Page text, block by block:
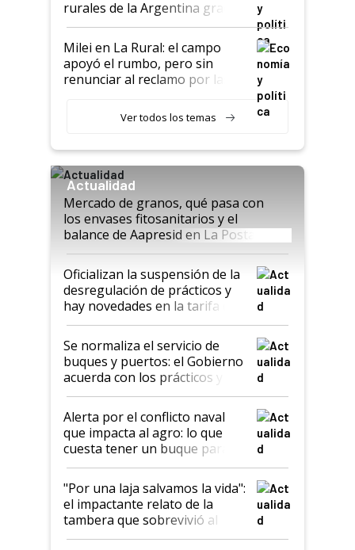
rurales de la Argentina gracias
a un acuerdo con Starlink
Milei en La Rural: el campo
apoyó el rumbo, pero sin
renunciar al reclamo por las
Ver todos los temas
Actualidad
Mercado de granos, qué pasa con
los envases fitosanitarios y el
balance de Aapresid en La Posta
Oficializan la suspensión de la
desregulación de prácticos y
hay novedades en la tarifa de
la hidrovía
Se normaliza el servicio de
buques y puertos: el Gobierno
acuerda con los prácticos y
suspende el decreto de
desregulación
Alerta por el conflicto naval
que impacta al agro: lo que
cuesta tener un buque parado
y el peligro de que Argentina
pase a ser "país sucio"
"Por una laja salvamos la vida":
el impactante relato de la
tambera que sobrevivió al
tornado